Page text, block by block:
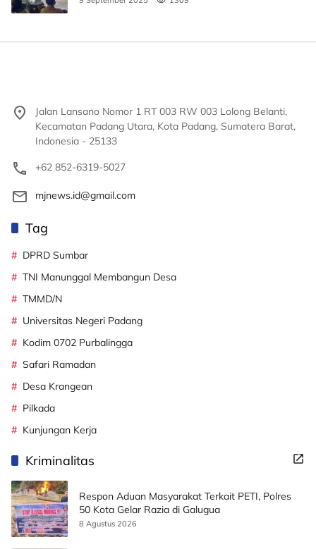
Jalan Lansano Nomor 1 RT 003 RW 003 Lolong Belanti,
Kecamatan Padang Utara, Kota Padang, Sumatera Barat,
Indonesia - 25133
+62 852-6319-5027
mjnews.id@gmail.com
Tag
DPRD Sumbar
TNI Manunggal Membangun Desa
TMMD/N
Universitas Negeri Padang
Kodim 0702 Purbalingga
Safari Ramadan
Desa Krangean
Pilkada
Kunjungan Kerja
Kriminalitas
Respon Aduan Masyarakat Terkait PETI, Polres
50 Kota Gelar Razia di Galugua
8 Agustus 2026